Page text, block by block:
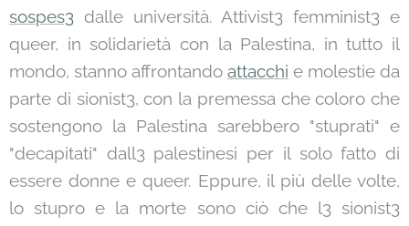
sospes3 dalle università. Attivist3 femminist3 e
queer, in solidarietà con la Palestina, in tutto il
mondo, stanno affrontando attacchi e molestie da
parte di sionist3, con la premessa che coloro che
sostengono la Palestina sarebbero "stuprati" e
"decapitati" dall3 palestinesi per il solo fatto di
essere donne e queer. Eppure, il più delle volte,
lo stupro e la morte sono ciò che l3 sionist3